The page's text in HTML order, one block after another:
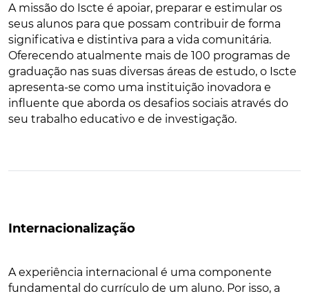
A missão do Iscte é apoiar, preparar e estimular os
seus alunos para que possam contribuir de forma
significativa e distintiva para a vida comunitária.
Oferecendo atualmente mais de 100 programas de
graduação nas suas diversas áreas de estudo, o Iscte
apresenta-se como uma instituição inovadora e
influente que aborda os desafios sociais através do
seu trabalho educativo e de investigação.
Internacionalização
A experiência internacional é uma componente
fundamental do currículo de um aluno. Por isso, a